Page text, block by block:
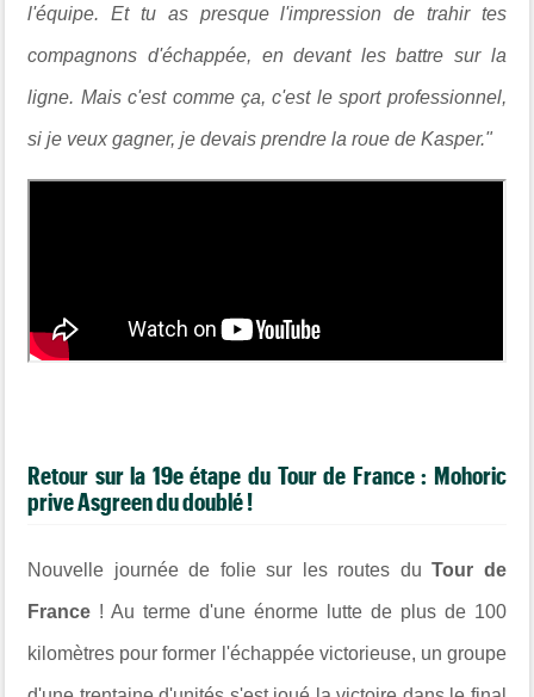
l'équipe. Et tu as presque l'impression de trahir tes
compagnons d'échappée, en devant les battre sur la
ligne. Mais c'est comme ça, c'est le sport professionnel,
si je veux gagner, je devais prendre la roue de Kasper."
Retour sur la 19e étape du Tour de France : Mohoric
prive Asgreen du doublé !
Nouvelle journée de folie sur les routes duTour de
France ! Au terme d'une énorme lutte de plus de 100
kilomètres pour former l'échappée victorieuse, un groupe